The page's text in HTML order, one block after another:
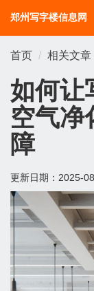
郑州写字楼信息网
首页 相关文章
如何让
空气净
障
更新日期： 2025-